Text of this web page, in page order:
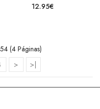
12.95€
(4 Páginas)
> >|